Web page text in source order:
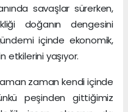
savaşlar sürerken,
doğanın dengesini
içinde ekonomik,
etkilerini yaşıyor.
zaman kendi içinde
peşinden gittiğimiz